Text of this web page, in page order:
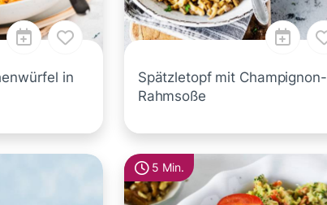
in
Spätzletopf mit Champignon-
Rahmsoße
5 Min.